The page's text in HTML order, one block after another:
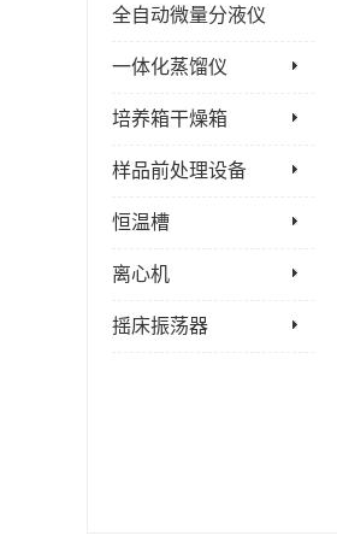
全自动微量分液仪
一体化蒸馏仪
培养箱干燥箱
样品前处理设备
恒温槽
离心机
摇床振荡器